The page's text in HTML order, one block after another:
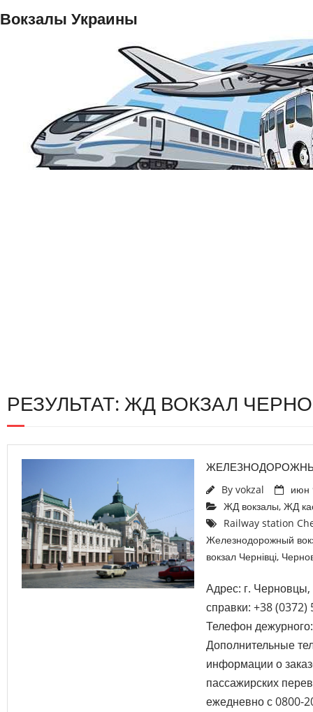
Вокзалы Украины
РЕЗУЛЬТАТ: ЖД ВОКЗАЛ
By vokzal
июн
ЖД вокзалы, ЖД
Railway station
Железнодорожный
вокзал Чернівці,
Адрес: г.
справки: +38
Телефон
Дополнительные
информации о
пассажирских
ежедневно с 0800-